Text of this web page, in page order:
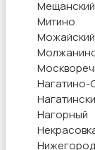
Мещанский
Митино
Можайский
Нагатино-
Нагорный